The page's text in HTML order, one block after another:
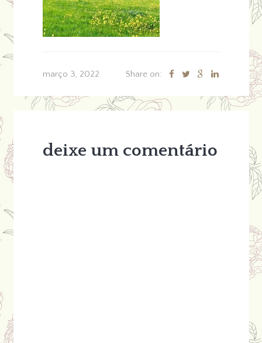
março 3, 2022 Share on:
deixe um comentário